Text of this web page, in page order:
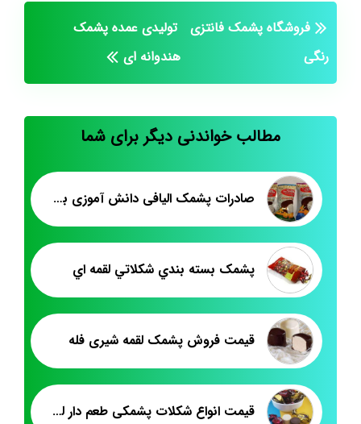
فروشگاه پشمک فانتزی
رنگی
تولیدی عمده پشمک
هندوانه ای
مطالب خواندنی دیگر برای شما
صادرات پشمک الیافی دانش آموزی به افغانستان
پشمک بسته بندي شکلاتي لقمه اي
قیمت فروش پشمک لقمه شیری فله
قیمت انواع شکلات پشمکی طعم دار لقمه